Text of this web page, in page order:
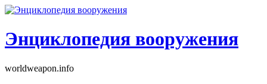
Энциклопедия вооружения
worldweapon.info